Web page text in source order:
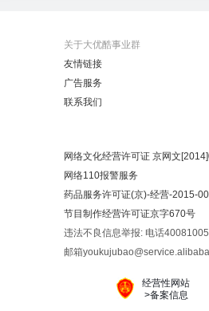
关于大优酷事业群
友情链接
广告服务
联系我们
网络文化经营许可证 京网文
网络110报警服务
药品服务许可证(京)-经营-2015-
节目制作经营许可证京字670号
违法不良信息举报: 电话
邮箱
经营性网站
>备案信息